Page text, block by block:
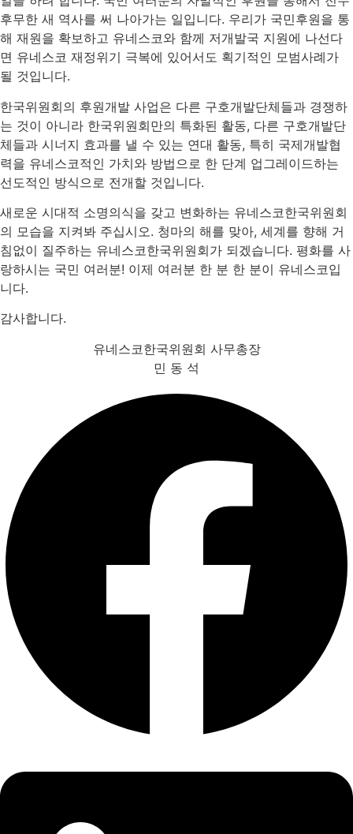
후무한 새 역사를 써 나아가는 일입니다. 우리가 국민후원을 통
해 재원을 확보하고 유네스코와 함께 저개발국 지원에 나선다
면 유네스코 재정위기 극복에 있어서도 획기적인 모범사례가
될 것입니다.
한국위원회의 후원개발 사업은 다른 구호개발단체들과 경쟁하
는 것이 아니라 한국위원회만의 특화된 활동, 다른 구호개발단
체들과 시너지 효과를 낼 수 있는 연대 활동, 특히 국제개발협
력을 유네스코적인 가치와 방법으로 한 단계 업그레이드하는
선도적인 방식으로 전개할 것입니다.
새로운 시대적 소명의식을 갖고 변화하는 유네스코한국위원회
의 모습을 지켜봐 주십시오. 청마의 해를 맞아, 세계를 향해 거
침없이 질주하는 유네스코한국위원회가 되겠습니다. 평화를 사
랑하시는 국민 여러분! 이제 여러분 한 분 한 분이 유네스코입
니다.
감사합니다.
유네스코한국위원회 사무총장
민 동 석